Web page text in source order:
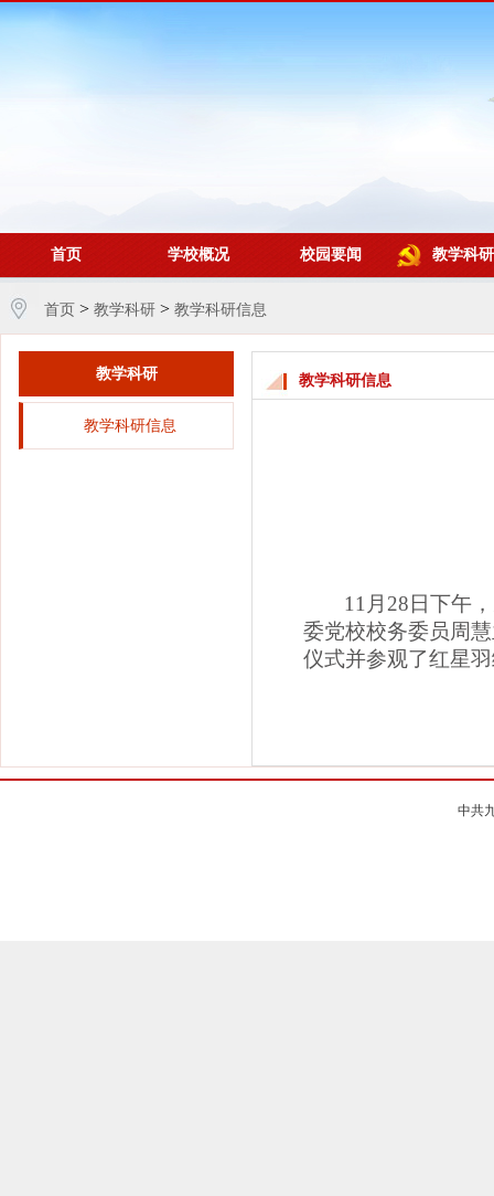
首页 学校概况 校园要闻 教学科研
首页 > 教学科研 > 教学科研信息
教学科研
教学科研信息
教学科研信息
11 月28日下午
委党校校务委员周
仪式并参观了红星
中共